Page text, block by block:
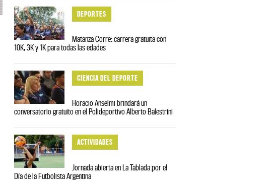
DEPORTES
Matanza Corre: carrera gratuita con
10K, 3K y 1K para todas las edades
CIENCIA DEL DEPORTE
Horacio Anselmi brindará un
conversatorio gratuito en el Polideportivo Alberto Balestrini
ACTIVIDADES
Jornada abierta en La Tablada por el
Día de la Futbolista Argentina